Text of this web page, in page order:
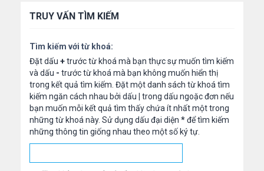
TRUY VẤN TÌM KIẾM
Tìm kiếm với từ khoá:
Đặt dấu +trước từ khoá mà bạn thực sự muốn tìm kiếm
và dấu - trước từ khoá mà bạn không muốn hiển thị
trong kết quả tìm kiếm. Đặt một danh sách từ khoá tìm
kiếm ngăn cách nhau bởi dấu
trong dấu ngoặc đơn nếu
bạn muốn mỗi kết quả tìm thấy chứa ít nhất một trong
những từ khoá này. Sử dụng dấu đại diện *để tìm kiếm
những thông tin giống nhau theo một số ký tự.